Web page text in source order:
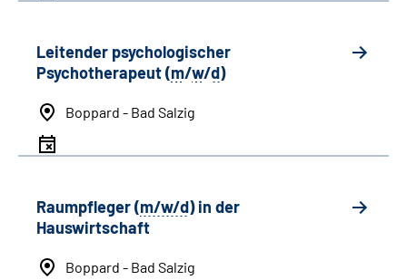
Leitender psychologischer
Psychotherapeut (m/w/d)
Boppard - Bad Salzig
Raumpfleger (m/w/d) in der
Hauswirtschaft
Boppard - Bad Salzig